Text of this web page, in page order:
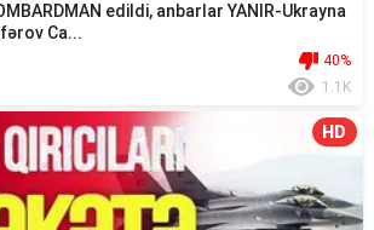
edildi, anbarlar YANIR-Ukrayna
Ca...
40%
1.1K
HD